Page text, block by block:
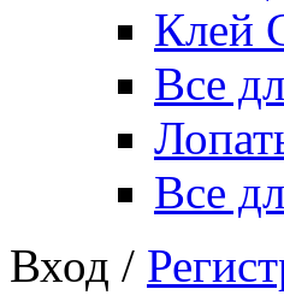
Клей
Все
Все
Вход /